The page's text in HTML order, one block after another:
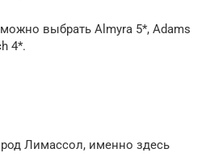
выбрать Almyra 5*, Adams
4*.
Лимассол, именно здесь